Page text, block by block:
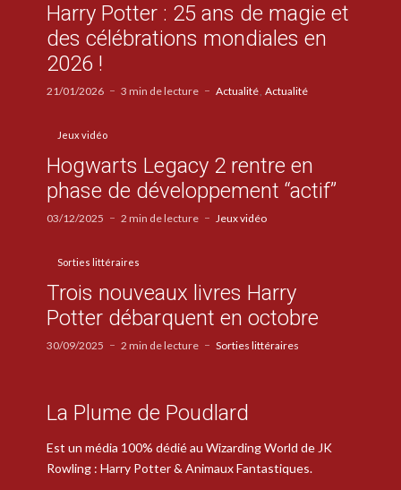
Harry Potter : 25 ans de magie et
des célébrations mondiales en
2026 !
21/01/2026 3 min de lecture Actualité Actualité
Jeux vidéo
Hogwarts Legacy 2 rentre en
phase de développement “actif”
03/12/2025 2 min de lecture Jeux vidéo
Sorties littéraires
Trois nouveaux livres Harry
Potter débarquent en octobre
30/09/2025 2 min de lecture Sorties littéraires
La Plume de Poudlard
Est un média 100% dédié au Wizarding World de JK
Rowling : Harry Potter & Animaux Fantastiques.